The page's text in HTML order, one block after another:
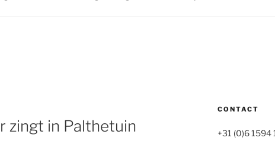
zingt in Palthetuin
CONTACT
+31 (0)6 1594